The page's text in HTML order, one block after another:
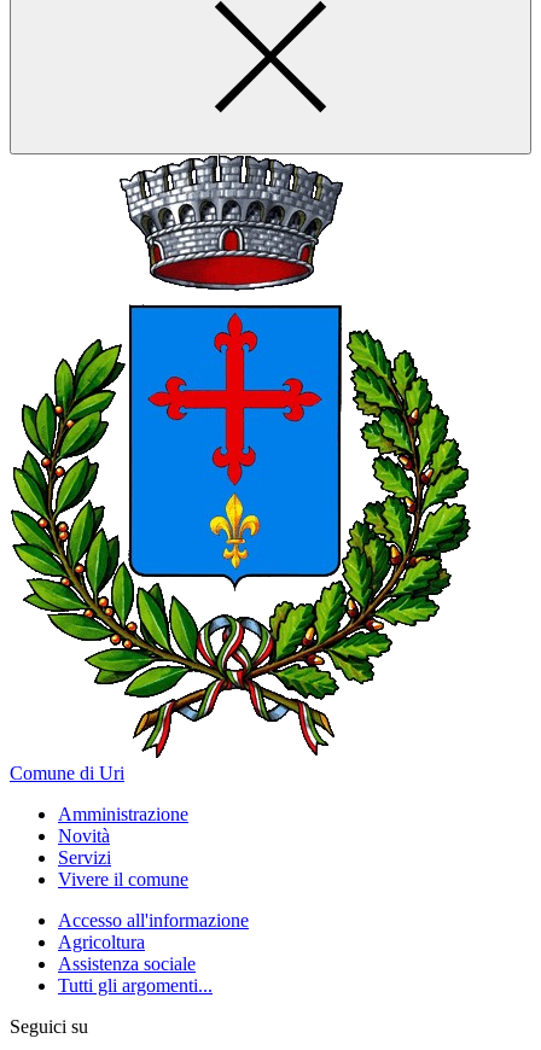
Comune di Uri
Amministrazione
Novità
Servizi
Vivere il comune
Accesso all'informazione
Agricoltura
Assistenza sociale
Tutti gli argomenti...
Seguici su